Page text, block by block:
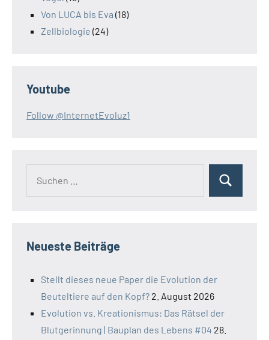
Von LUCA bis Eva (18)
Zellbiologie (24)
Youtube
Follow @InternetEvoluz1
Suchen
Neueste Beiträge
Stellt dieses neue Paper die Evolution der
Beuteltiere auf den Kopf? 2. August 2026
Evolution vs. Kreationismus: Das Rätsel der
Blutgerinnung | Bauplan des Lebens #04 28.